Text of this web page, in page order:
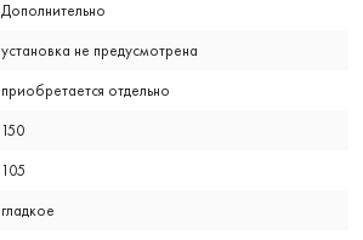
Дополнительно
установка не предусмотрена
приобретается отдельно
150
105
гладкое